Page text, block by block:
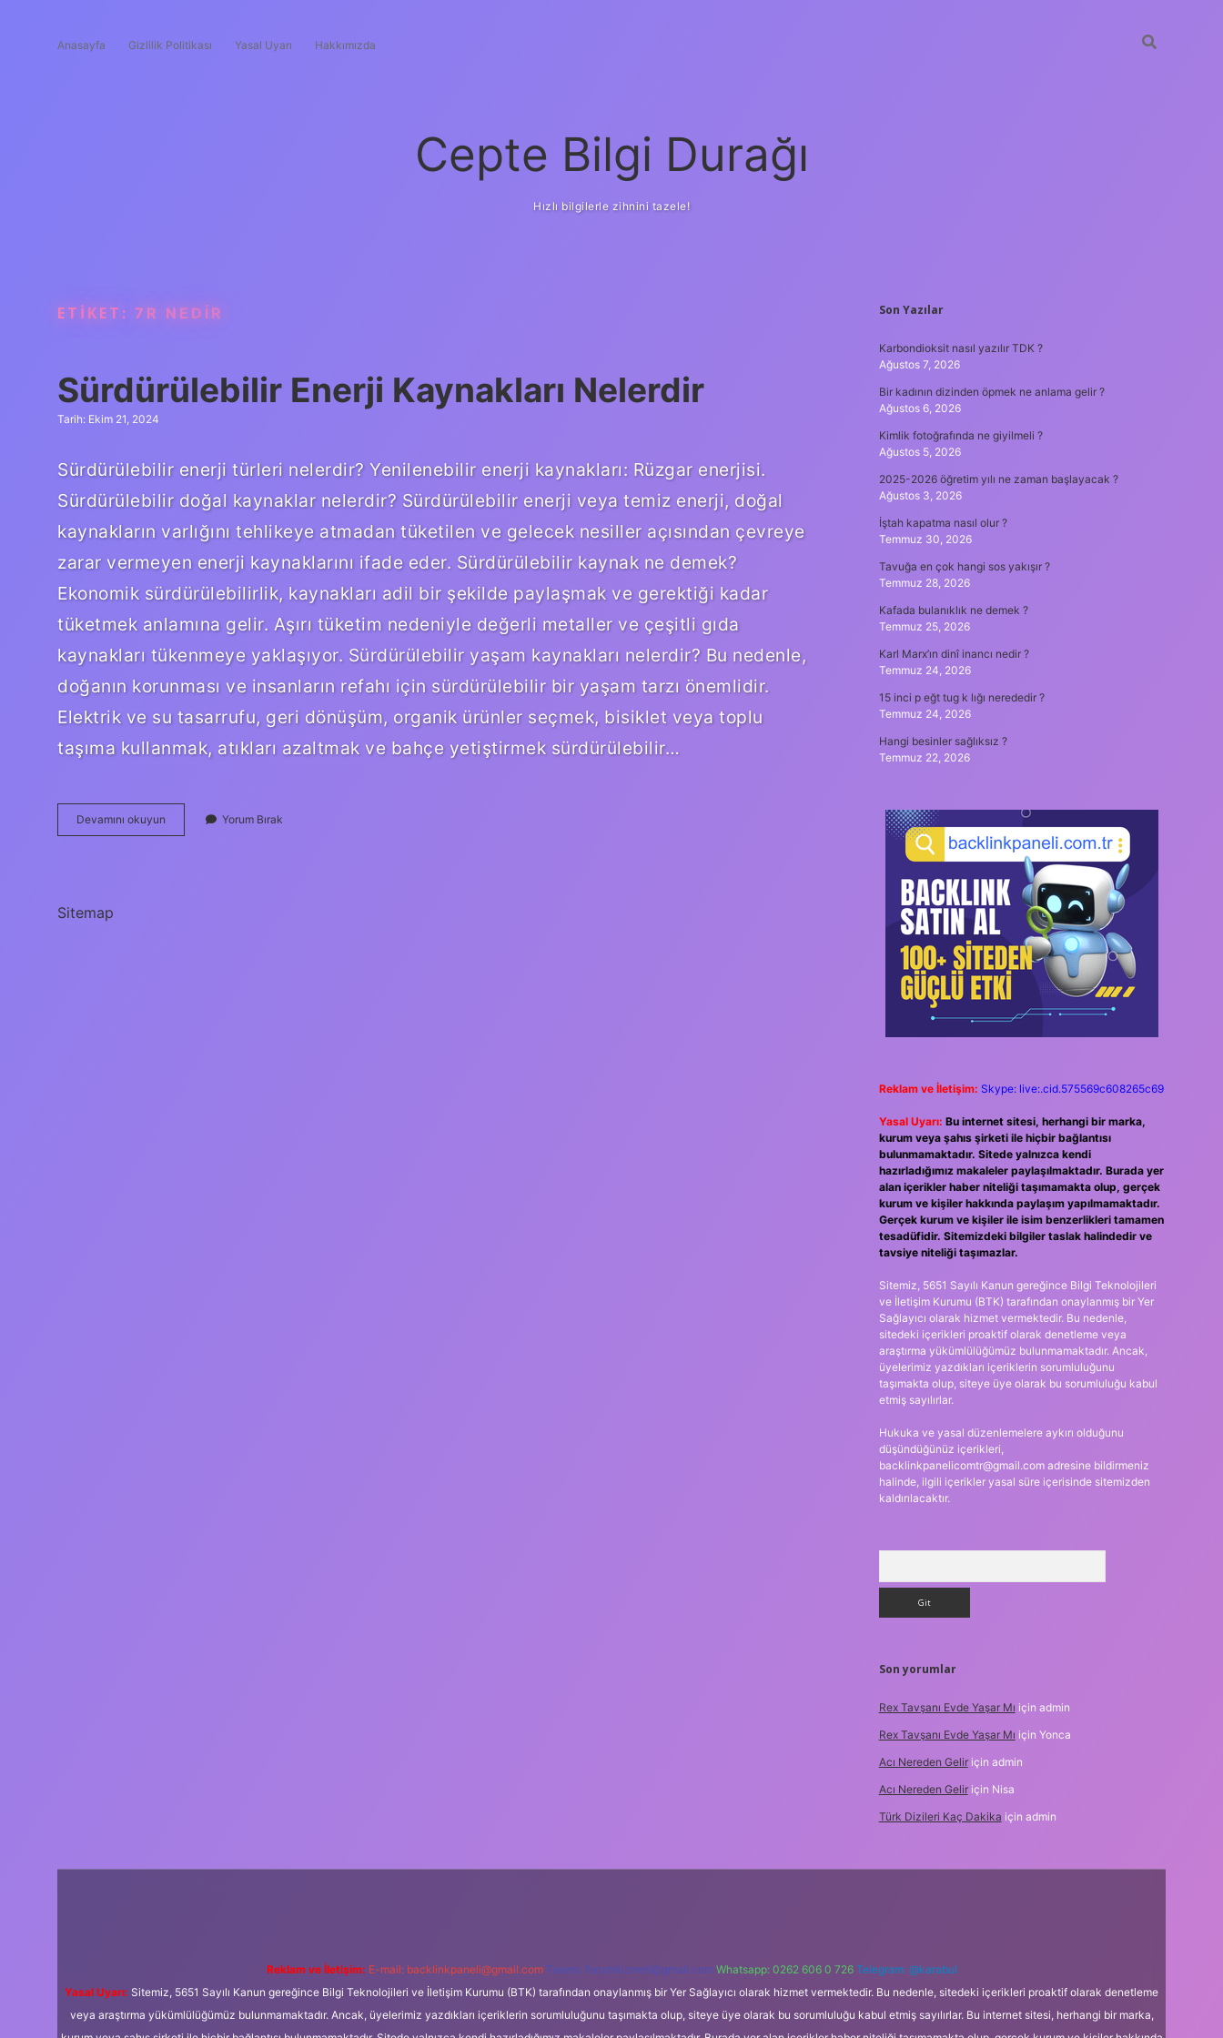
Anasayfa Gizlilik Politikası Yasal Uyarı Hakkımızda
Cepte Bilgi Durağı
Hızlı bilgilerle zihnini tazele!
ETIKET: 7R NEDIR
Sürdürülebilir Enerji Kaynakları Nelerdir
Tarih: Ekim 21, 2024
Sürdürülebilir enerji türleri nelerdir? Yenilenebilir enerji kaynakları: Rüzgar enerjisi.
Sürdürülebilir doğal kaynaklar nelerdir? Sürdürülebilir enerji veya temiz enerji, doğal
kaynakların varlığını tehlikeye atmadan tüketilen ve gelecek nesiller açısından çevreye
zarar vermeyen enerji kaynaklarını ifade eder. Sürdürülebilir kaynak ne demek?
Ekonomik sürdürülebilirlik, kaynakları adil bir şekilde paylaşmak ve gerektiği kadar
tüketmek anlamına gelir. Aşırı tüketim nedeniyle değerli metaller ve çeşitli gıda
kaynakları tükenmeye yaklaşıyor. Sürdürülebilir yaşam kaynakları nelerdir? Bu nedenle,
doğanın korunması ve insanların refahı için sürdürülebilir bir yaşam tarzı önemlidir.
Elektrik ve su tasarrufu, geri dönüşüm, organik ürünler seçmek, bisiklet veya toplu
taşıma kullanmak, atıkları azaltmak ve bahçe yetiştirmek sürdürülebilir…
Devamını okuyun Sürdürülebilir
Enerji
Yorum Bırak
Sitemap
SIDEBAR
Son Yazılar
Karbondioksit nasıl yazılır TDK ?
Ağustos 7, 2026
Bir kadının dizinden öpmek ne anlama gelir ?
Ağustos 6, 2026
Kimlik fotoğrafında ne giyilmeli ?
Ağustos 5, 2026
2025-2026 öğretim yılı ne zaman başlayacak ?
Ağustos 3, 2026
İştah kapatma nasıl olur ?
Temmuz 30, 2026
Tavuğa en çok hangi sos yakışır ?
Temmuz 28, 2026
Kafada bulanıklık ne demek ?
Temmuz 25, 2026
Karl Marx’ın dinî inancı nedir ?
Temmuz 24, 2026
15 inci p eğt tug k lığı nerededir ?
Temmuz 24, 2026
Hangi besinler sağlıksız ?
Temmuz 22, 2026
Reklam ve İletişim: Skype: live:.cid.575569c608265c69
Yasal Uyarı: Bu internet sitesi, herhangi bir marka,
kurum veya şahıs şirketi ile hiçbir bağlantısı
bulunmamaktadır. Sitede yalnızca kendi
hazırladığımız makaleler paylaşılmaktadır. Burada yer
alan içerikler haber niteliği taşımamakta olup, gerçek
kurum ve kişiler hakkında paylaşım yapılmamaktadır.
Gerçek kurum ve kişiler ile isim benzerlikleri tamamen
tesadüfidir. Sitemizdeki bilgiler taslak halindedir ve
tavsiye niteliği taşımazlar.
Sitemiz, 5651 Sayılı Kanun gereğince Bilgi Teknolojileri
ve İletişim Kurumu (BTK) tarafından onaylanmış bir Yer
Sağlayıcı olarak hizmet vermektedir. Bu nedenle,
sitedeki içerikleri proaktif olarak denetleme veya
araştırma yükümlülüğümüz bulunmamaktadır. Ancak,
üyelerimiz yazdıkları içeriklerin sorumluluğunu
taşımakta olup, siteye üye olarak bu sorumluluğu kabul
etmiş sayılırlar.
Hukuka ve yasal düzenlemelere aykırı olduğunu
düşündüğünüz içerikleri,
backlinkpanelicomtr@gmail.comadresine bildirmeniz
halinde, ilgili içerikler yasal süre içerisinde sitemizden
kaldırılacaktır.
Son yorumlar
Rex Tavşanı Evde Yaşar Mı için admin
Rex Tavşanı Evde Yaşar Mı için Yonca
Acı Nereden Geliriçin admin
Acı Nereden Geliriçin Nisa
Türk Dizileri Kaç Dakika için admin
Reklam ve İletişim: E-mail: backlinkpaneli@gmail.com Teams: forumhizmeti@gmail.com Whatsapp: 0262 606 0 726 Telegram: @karabul
Yasal Uyarı: Sitemiz, 5651 Sayılı Kanun gereğince Bilgi Teknolojileri ve İletişim Kurumu (BTK) tarafından onaylanmış bir Yer Sağlayıcı olarak hizmet vermektedir. Bu nedenle, sitedeki içerikleri proaktif olarak denetleme
veya araştırma yükümlülüğümüz bulunmamaktadır. Ancak, üyelerimiz yazdıkları içeriklerin sorumluluğunu taşımakta olup, siteye üye olarak bu sorumluluğu kabul etmiş sayılırlar. Bu internet sitesi, herhangi bir marka,